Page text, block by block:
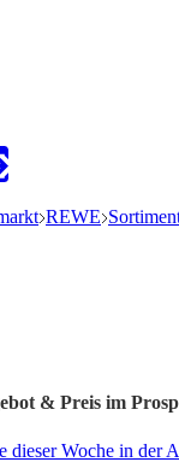
REWE
& Preis im
dieser Woche in der